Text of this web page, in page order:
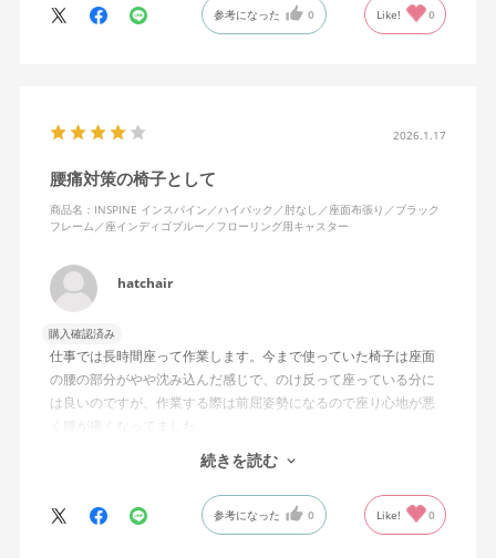
参考になった 0 Like! 0
2026.1.17
腰痛対策の椅子として
商品名：INSPINE インスパイン／ハイバック／肘なし／座面布張り／ブラック
フレーム／座インディゴブルー／フローリング用キャスター
hatchair
購入確認済み
仕事では長時間座って作業します。今まで使っていた椅子は座面
の腰の部分がやや沈み込んだ感じで、のけ反って座っている分に
は良いのですが、作業する際は前屈姿勢になるので座り心地が悪
く腰が痛くなってました。
それに比べて、この椅子は座面が前屈姿勢に調整でき、また背も
たれ部分をワイヤーで張力かけられるので、体重が座面と背もた
れで分散されて長時間座っていても楽に作業できるようになりま
した。
続きを読む
参考になった 0 Like! 0